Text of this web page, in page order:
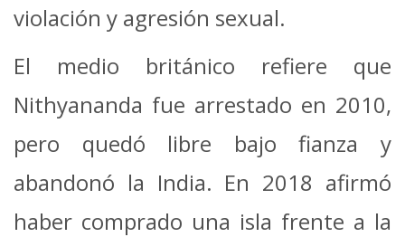
violación y agresión sexual.
El medio británico refiere que
Nithyananda fue arrestado en 2010,
pero quedó libre bajo fianza y
abandonó la India. En 2018 afirmó
haber comprado una isla frente a la